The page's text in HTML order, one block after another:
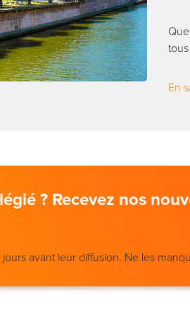
En
? Recevez nos
avant leur diffusion. Ne les